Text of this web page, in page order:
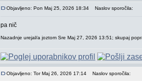
Objavljeno: Pon Maj 25, 2026 18:34 Naslov sporočila:
pa nič
Nazadnje urejal/a joztom Sre Maj 27, 2026 13:51; skupaj
Objavljeno: Tor Maj 26, 2026 17:14 Naslov sporočila: